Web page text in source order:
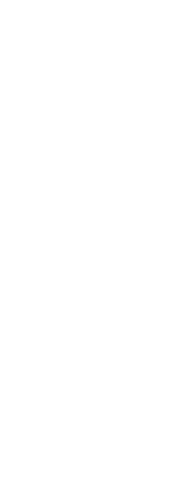
dell'Interno delegato per il coordinamento della Protezione civile              
del 4 aprile 2001, n. 3120) - Quota di cofinanziamento regionale", di           
cui all'UPB 1.4.4.3 17530 "Contributi straordinari per evento franoso           
nel Comune di Corniglio", del Bilancio per l'esercizio finanziario              
2005, che presenta la necessaria disponibilita';                                
d) di dare atto che alla liquidazione della spesa a favore della                
Provincia di Parma provvedera', con successivo atto, il dirigente               
competente, ai sensi degli artt. 51 e 52 della L.R. 40/01 e della               
propria deliberazione 447/03 in un'unica soluzione ad esecutivita'              
del presente provvedimento;